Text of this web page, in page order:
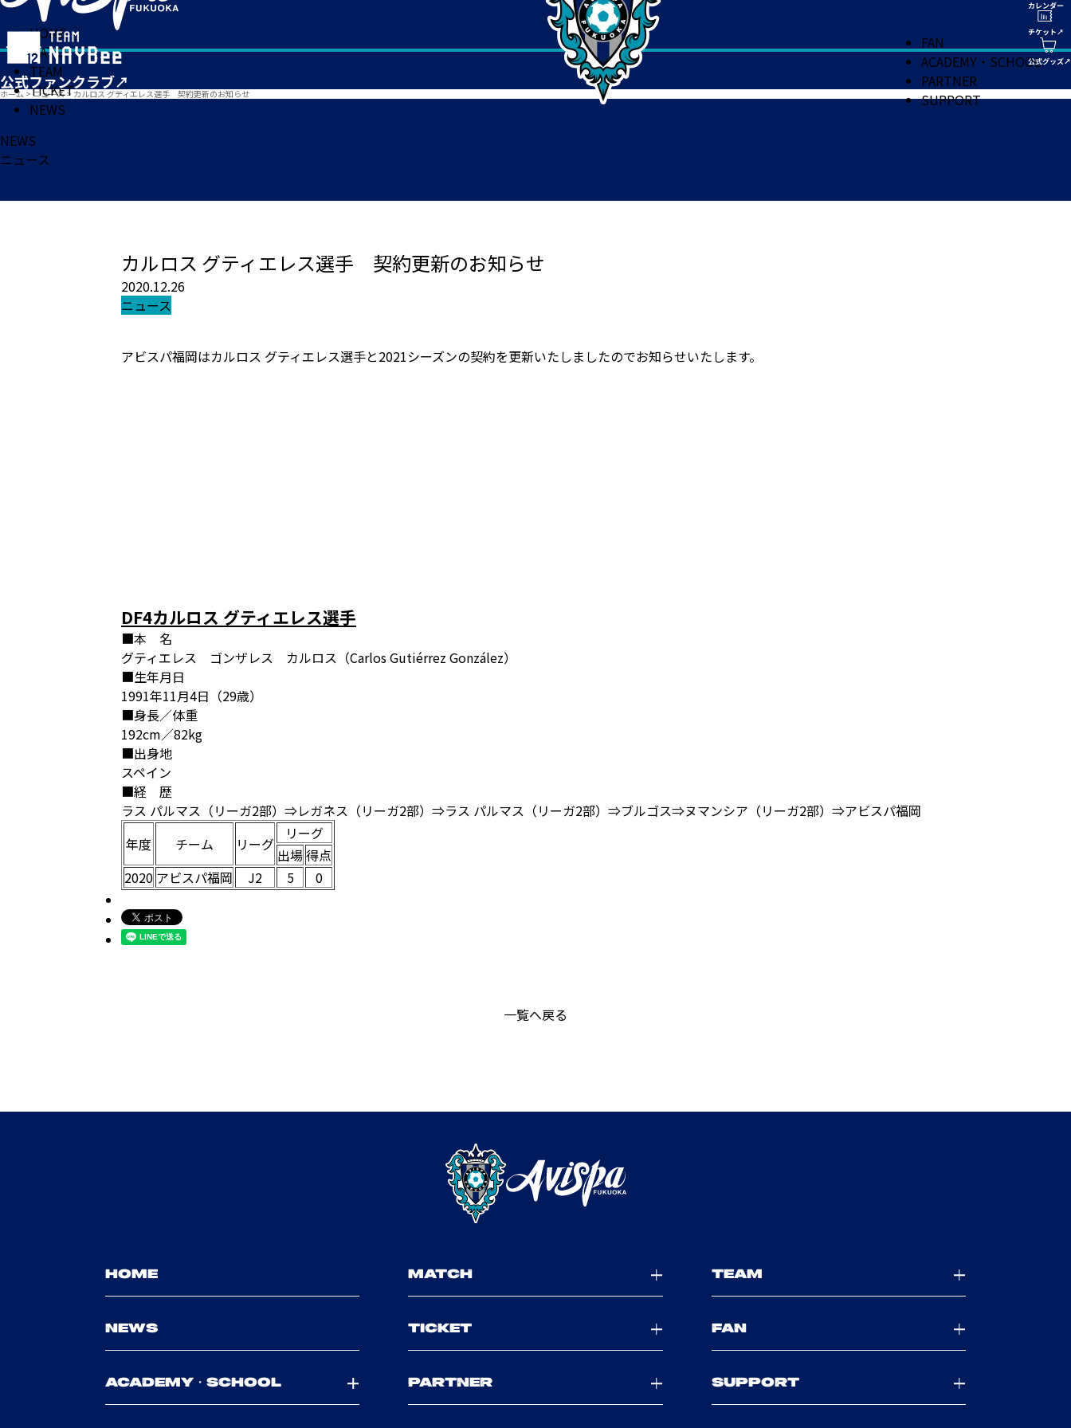
HOME
MATCH
TEAM
TICKET
NEWS
FAN
ACADEMY・SCHOOL
PARTNER
SUPPORT
ホーム > ニュース> カルロス グティエレス選手 契約更新のお知らせ
NEWS
ニュース
カルロス グティエレス選手 契約更新のお知らせ
2020.12.26
ニュース
アビスパ福岡はカルロス グティエレス選手と2021シーズンの契約を更新いたしましたのでお知らせいたします。
DF4カルロス グティエレス選手
■本 名
グティエレス ゴンザレス カルロス（Carlos Gutiérrez González）
■生年月日
1991年11月4日（29歳）
■身長／体重
192cm／82kg
■出身地
スペイン
■経 歴
ラス パルマス（リーガ2部）⇒レガネス（リーガ2部）⇒ラス パルマス（リーガ2部）⇒ブルゴス⇒ヌマンシア（リーガ2部）⇒アビスパ福岡
年度
チーム リーグ
リーグ
出場 得点
2020 アビスパ福岡 J2 5 0
一覧へ戻る
HOME MATCH TEAM
NEWS TICKET FAN
ACADEMY・SCHOOL PARTNER SUPPORT